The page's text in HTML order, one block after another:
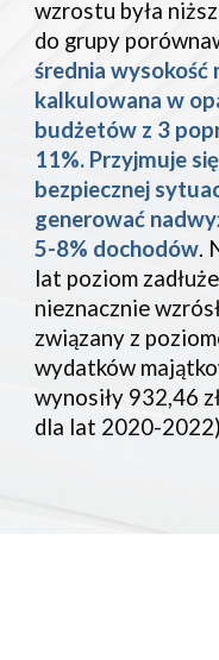
wzrostu była
do grupy
średnia wysokość
kalkulowana w
budżetów z 3
11%. Przyjmuje
bezpiecznej
generować
5-8% dochodów.
lat poziom
nieznacznie
związany z
wydatków
wynosiły 932,46
dla lat 2020-